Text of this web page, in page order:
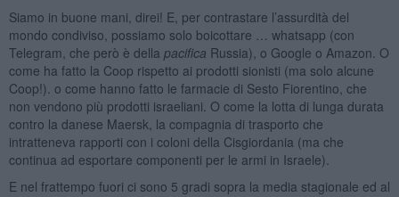
Siamo in buone mani, direi! E, per contrastare l’assurdità del
mondo condiviso, possiamo solo boicottare … whatsapp (con
Telegram, che però è della pacifica Russia), o Google o Amazon. O
come ha fatto la Coop rispetto ai prodotti sionisti (ma solo alcune
Coop!). o come hanno fatto le farmacie di Sesto Fiorentino, che
non vendono più prodotti israeliani. O come la lotta di lunga durata
contro la danese Maersk, la compagnia di trasporto che
intratteneva rapporti con i coloni della Cisgiordania (ma che
continua ad esportare componenti per le armi in Israele).
E nel frattempo fuori ci sono 5 gradi sopra la media stagionale ed al